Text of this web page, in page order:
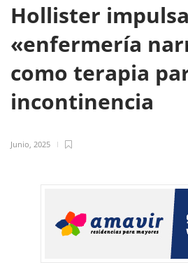
Hollister
«enfermería
como terapia
incontinencia
Junio, 2025